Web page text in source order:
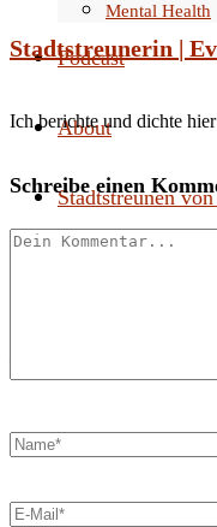
Mental Health
Podcast
About
Stadtstreunen
Stadtstreunerin |
Ich berichte und dichte
Schreibe einen